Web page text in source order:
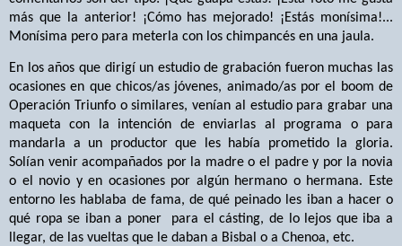
más que la anterior! ¡Cómo has mejorado! ¡Estás monísima!...
Monísima pero para meterla con los chimpancés en una jaula.
En los años que dirigí un estudio de grabación fueron muchas las
ocasiones en que chicos/as jóvenes, animado/as por el boom de
Operación Triunfo o similares, venían al estudio para grabar una
maqueta con la intención de enviarlas al programa o para
mandarla a un productor que les había prometido la gloria.
Solían venir acompañados por la madre o el padre y por la novia
o el novio y en ocasiones por algún hermano o hermana. Este
entorno les hablaba de fama, de qué peinado les iban a hacer o
qué ropa se iban a poner
para el cásting, de lo lejos que iba a
llegar, de las vueltas que le daban a Bisbal o a Chenoa, etc.